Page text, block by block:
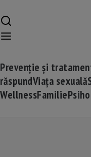
Prevenție și
răspundViața sexuală
WellnessFamiliePsiho